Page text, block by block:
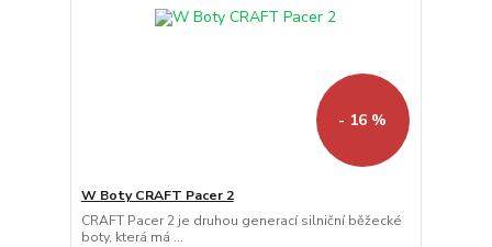
- 16 %
W Boty CRAFT Pacer 2
CRAFT Pacer 2 je druhou generací silniční běžecké
boty, která má ...